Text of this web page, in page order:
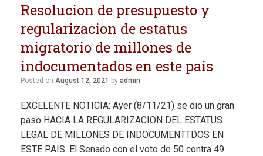
Resolucion de presupuesto y
regularizacion de estatus
migratorio de millones de
indocumentados en este pais
Posted on August 12, 2021 by admin
EXCELENTE NOTICIA: Ayer (8/11/21) se dio un gran
paso HACIA LA REGULARIZACION DEL ESTATUS
LEGAL DE MILLONES DE INDOCUMENTTDOS EN
ESTE PAIS. El Senado con el voto de 50 contra 49